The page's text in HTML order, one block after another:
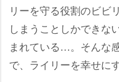
リーを守る役割のビビ
しまうことしかできな
まれている…。そんな
で、ライリーを幸せに